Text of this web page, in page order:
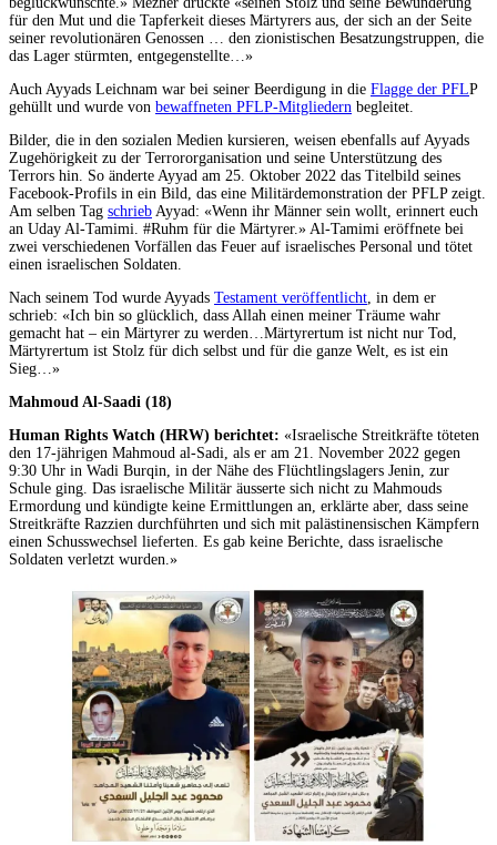
für den Mut und die Tapferkeit dieses Märtyrers aus, der sich an der Seite
seiner revolutionären Genossen … den zionistischen Besatzungstruppen, die
das Lager stürmten, entgegenstellte…»
Auch Ayyads Leichnam war bei seiner Beerdigung in die Flagge der PFLP
gehüllt und wurde von bewaffneten PFLP-Mitgliedern begleitet.
Bilder, die in den sozialen Medien kursieren, weisen ebenfalls auf Ayyads
Zugehörigkeit zu der Terrororganisation und seine Unterstützung des
Terrors hin. So änderte Ayyad am 25. Oktober 2022 das Titelbild seines
Facebook-Profils in ein Bild, das eine Militärdemonstration der PFLP zeigt.
Am selben Tag schrieb Ayyad: «Wenn ihr Männer sein wollt, erinnert euch
an Uday Al-Tamimi. #Ruhm für die Märtyrer.» Al-Tamimi eröffnete bei
zwei verschiedenen Vorfällen das Feuer auf israelisches Personal und tötet
einen israelischen Soldaten.
Nach seinem Tod wurde Ayyads Testament veröffentlicht, in dem er
schrieb: «Ich bin so glücklich, dass Allah einen meiner Träume wahr
gemacht hat – ein Märtyrer zu werden…Märtyrertum ist nicht nur Tod,
Märtyrertum ist Stolz für dich selbst und für die ganze Welt, es ist ein
Sieg…»
Mahmoud Al-Saadi (18)
Human Rights Watch (HRW) berichtet: «Israelische Streitkräfte töteten
den 17-jährigen Mahmoud al-Sadi, als er am 21. November 2022 gegen
9:30 Uhr in Wadi Burqin, in der Nähe des Flüchtlingslagers Jenin, zur
Schule ging. Das israelische Militär äusserte sich nicht zu Mahmouds
Ermordung und kündigte keine Ermittlungen an, erklärte aber, dass seine
Streitkräfte Razzien durchführten und sich mit palästinensischen Kämpfern
einen Schusswechsel lieferten. Es gab keine Berichte, dass israelische
Soldaten verletzt wurden.»